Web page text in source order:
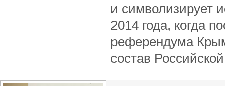
и символизирует
2014 года, когда
референдума
состав